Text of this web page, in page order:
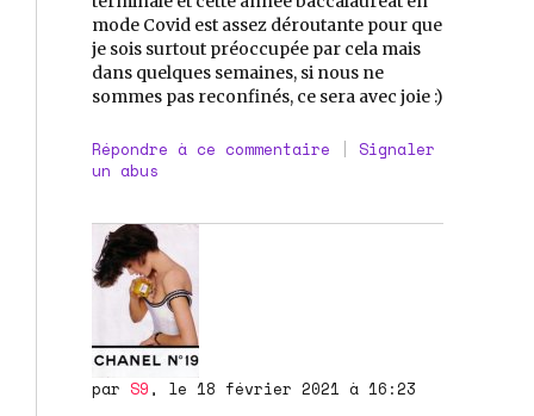
mode Covid est assez déroutante pour que
je sois surtout préoccupée par cela mais
dans quelques semaines, si nous ne
sommes pas reconfinés, ce sera avec joie :)
Répondre à ce commentaire | Signaler
un abus
par S9 , le 18 février 2021 à 16:23